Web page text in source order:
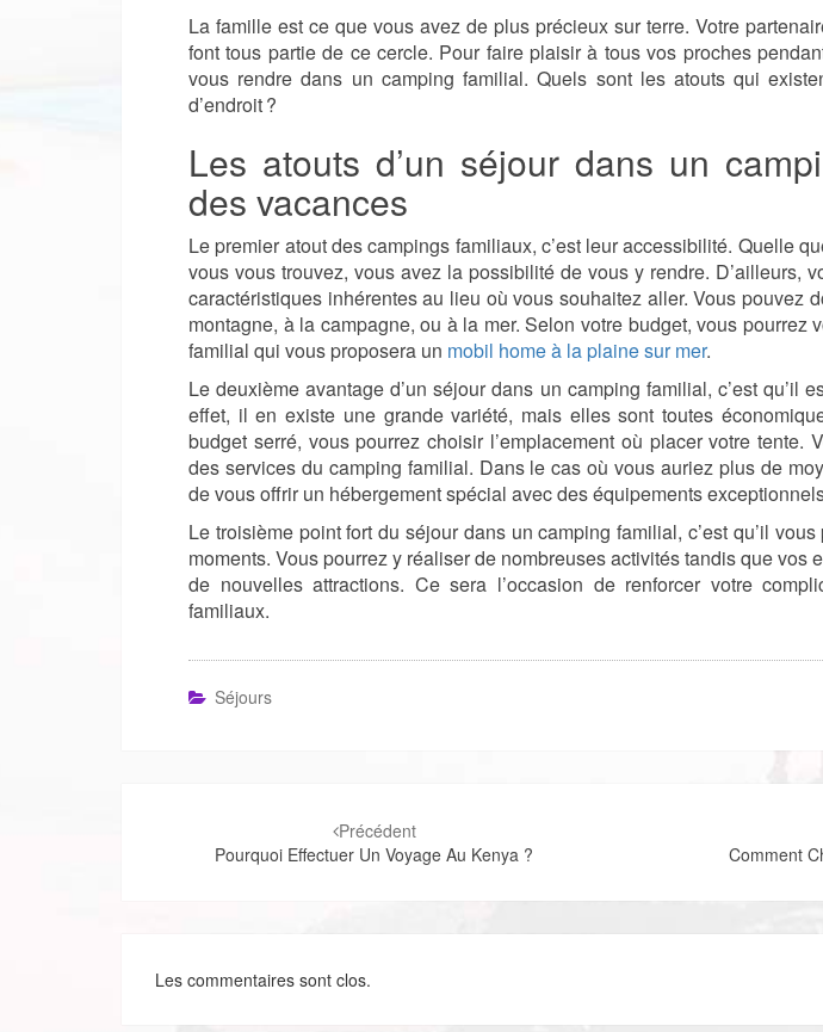
LES
POINTS
FORTS
La famille est ce que vous avez de plus précieux sur terre. Votre
font tous partie de ce cercle. Pour faire plaisir à tous vos proches
vous rendre dans un camping familial. Quels sont les atouts qui
d’endroit ?
Les atouts d’un séjour dans un
des vacances
Le premier atout des campings familiaux, c’est leur accessibilité. Quelle
vous vous trouvez, vous avez la possibilité de vous y rendre. D’ailleurs,
caractéristiques inhérentes au lieu où vous souhaitez aller. Vous pouvez
montagne, à la campagne, ou à la mer. Selon votre budget, vous pourrez
familial qui vous proposera un mobil home à la plaine sur mer.
Le deuxième avantage d’un séjour dans un camping familial, c’est qu’il
effet, il en existe une grande variété, mais elles sont toutes
budget serré, vous pourrez choisir l’emplacement où placer votre tente.
des services du camping familial. Dans le cas où vous auriez plus de
de vous offrir un hébergement spécial avec des équipements
Le troisième point fort du séjour dans un camping familial, c’est qu’il
moments. Vous pourrez y réaliser de nombreuses activités tandis que vos
de nouvelles attractions. Ce sera l’occasion de renforcer votre
familiaux.
Séjours
d'article
Précédent
Pourquoi Effectuer Un Voyage Au Kenya ?
Comment
Les commentaires sont clos.